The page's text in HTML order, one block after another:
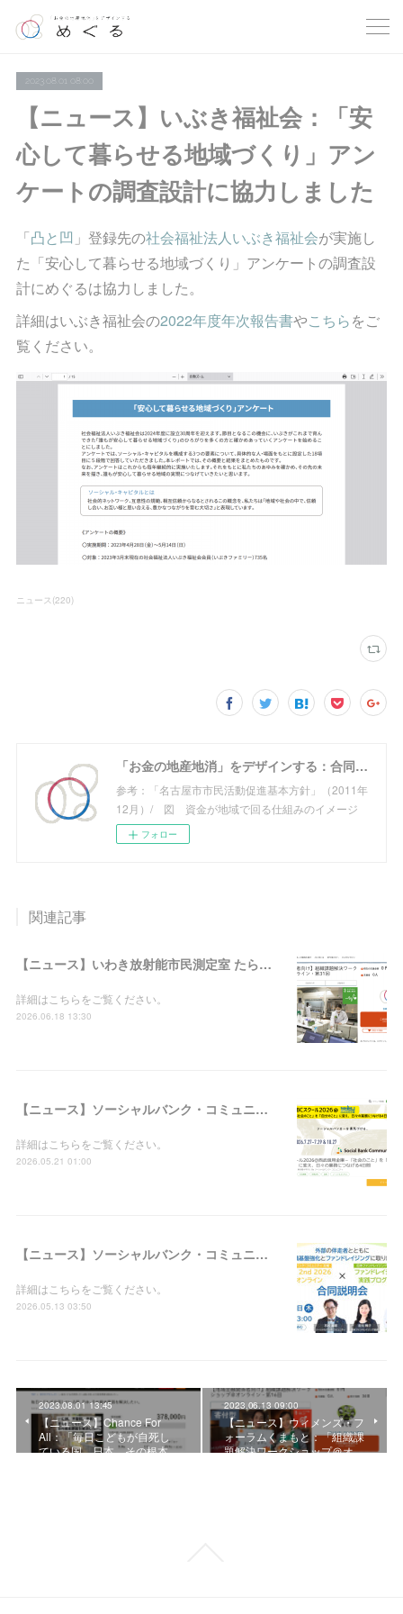
2023.08.01 08:00
【ニュース】いぶき福祉会：「安
心して暮らせる地域づくり」アン
ケートの調査設計に協力しました
「凸と凹 」登録先の社会福祉法人いぶき福祉会が実施し
た「安心して暮らせる地域づくり」アンケートの調査設
計にめぐるは協力しました。
詳細はいぶき福祉会の2022年度年次報告書やこちらをご
覧ください。
ニュース(220)
「お金の地産地消」をデザインする：合同会社めぐる
参考：「名古屋市市民活動促進基本方針」（2011年
12月）/ 図 資金が地域で回る仕組みのイメージ
フォロー
関連記事
【ニュース】いわき放射能市民測定室 たらちね：「組織課題解決ワークショップ＠オンライン・第31回」の支援者募集を開始しました
詳細はこちらをご覧ください。
2026.06.18 13:30
【ニュース】ソーシャルバンク・コミュニティ：「SBCスクール2026＠西武信用金庫－『社会のこと』を『自分のこと』に変え、日々の業務につなげる4日間」の参加者募集を開始しました
詳細はこちらをご覧ください。
2026.05.21 01:00
【ニュース】ソーシャルバンク・コミュニティ：「WILL 2nd 2026＠オンライン × ファンドレイジング実践プログラム合同説明会」の参加者募集を開始しました
詳細はこちらをご覧ください。
2026.05.13 03:50
2023.08.01 13:45
【ニュース】Chance For
All：「毎日こどもが自死し
ている国、日本。その根本…
2023.06.13 09:00
【ニュース】ウィメンズ・フ
ォーラムくまもと：「組織課
題解決ワークショップ＠オ…